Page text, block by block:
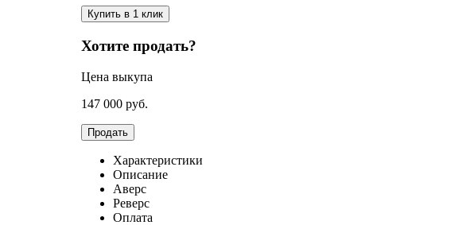
Купить в 1 клик
Хотите продать?
Цена выкупа
147 000 руб.
Продать
Характеристики
Описание
Аверс
Реверс
Оплата